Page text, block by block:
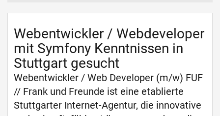
Webentwickler / Webdeveloper
mit Symfony Kenntnissen in
Stuttgart gesucht
Webentwickler / Web Developer (m/w) FUF
// Frank und Freunde ist eine etablierte
Stuttgarter Internet-Agentur, die innovative